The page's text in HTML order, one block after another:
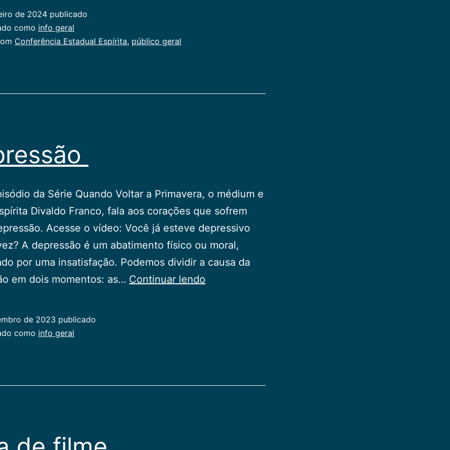
de 2024 publicado
como info geral
Conferência Estadual Espírita, público geral
da Série Quando Voltar a Primavera, o médium e
Divaldo Franco, fala aos corações que sofrem
Acesse o vídeo: Você já esteve depressivo
A depressão é um abatimento físico ou moral,
por uma insatisfação. Podemos dividir a causa da
em dois momentos: as… Continuar lendo
de 2023 publicado
como info geral